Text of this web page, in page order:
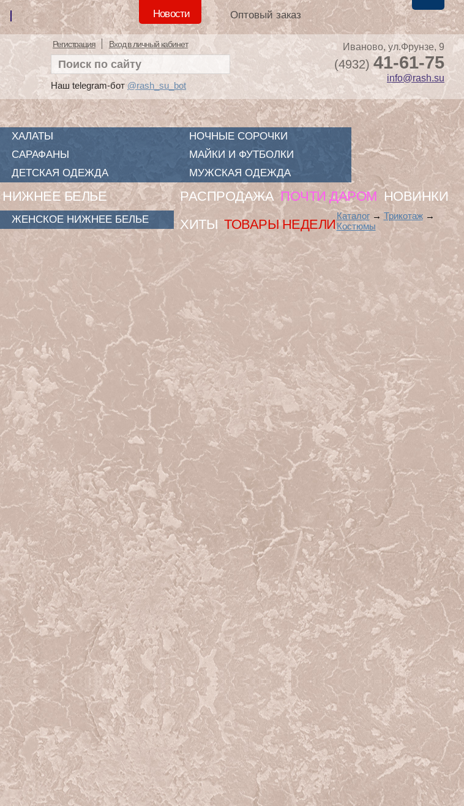
Новости Оптовый заказ
Регистрация Вход в личный кабинет
Наш telegram-бот @rash_su_bot
Иваново, ул.Фрунзе, 9
(4932) 41-61-75
info@rash.su
ХАЛАТЫ
НОЧНЫЕ СОРОЧКИ
САРАФАНЫ
МАЙКИ И ФУТБОЛКИ
ДЕТСКАЯ ОДЕЖДА МУЖСКАЯ ОДЕЖДА
НИЖНЕЕ БЕЛЬЕ
ЖЕНСКОЕ НИЖНЕЕ БЕЛЬЕ
РАСПРОДАЖА ПОЧТИ ДАРОМ НОВИНКИ
ХИТЫ ТОВАРЫ НЕДЕЛИ
Каталог→ Трикотаж→
Костюмы